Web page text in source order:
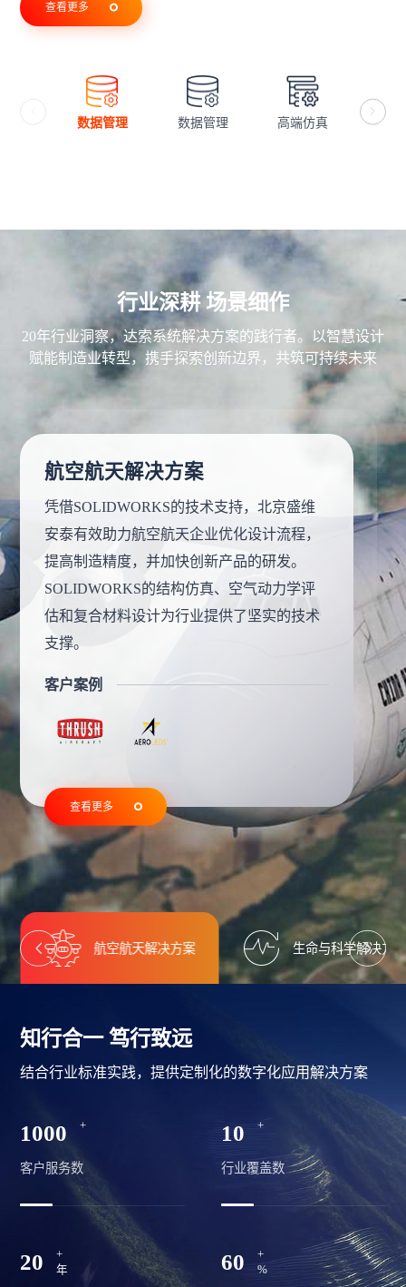
查看更多
查看更多
查看更多
查看更多
查看更多
查看更多
数据管理 数据管理 高端仿真
行业深耕 场景细作
20年行业洞察，达索系统解决方案的践行者。以智慧设计
赋能制造业转型，携手探索创新边界，共筑可持续未来
航空航天解决方案
凭借SOLIDWORKS的技术支持，北京盛维
安泰有效助力航空航天企业优化设计流程，
提高制造精度，并加快创新产品的研发。
SOLIDWORKS的结构仿真、空气动力学评
估和复合材料设计为行业提供了坚实的技术
支撑。
客户案例
查看更多
航空航天解决方案 生命与科学解决方案
知行合一 笃行致远
结合行业标准实践，提供定制化的数字化应用解决方案
1000 +
客户服务数
10 +
行业覆盖数
20
+
年
60
+
%